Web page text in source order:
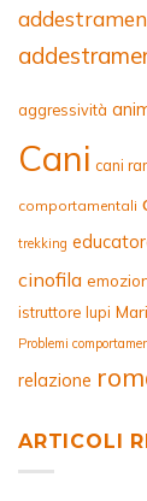
aggressività
Cani cani
comportamentali
trekking
cinofila
istruttore lupi
Problemi
relazione
ARTICOLI